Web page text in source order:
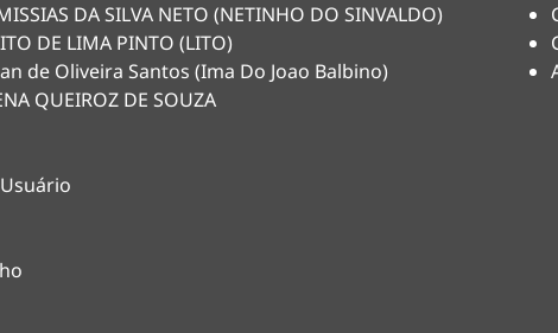
DA SILVA NETO (NETINHO DO SINVALDO)
DE LIMA PINTO (LITO)
de Oliveira Santos (Ima Do Joao Balbino)
QUEIROZ DE SOUZA